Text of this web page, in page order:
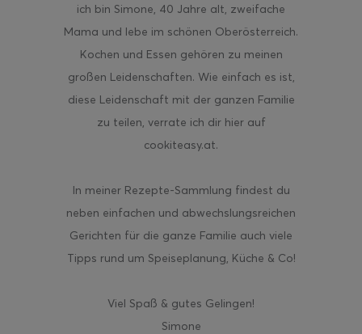
ich bin Simone, 40 Jahre alt, zweifache
Mama und lebe im schönen Oberösterreich.
Kochen und Essen gehören zu meinen
großen Leidenschaften. Wie einfach es ist,
diese Leidenschaft mit der ganzen Familie
zu teilen, verrate ich dir hier auf
cookiteasy.at.
In meiner Rezepte-Sammlung findest du
neben einfachen und abwechslungsreichen
Gerichten für die ganze Familie auch viele
Tipps rund um Speiseplanung, Küche & Co!
Viel Spaß & gutes Gelingen!
Simone